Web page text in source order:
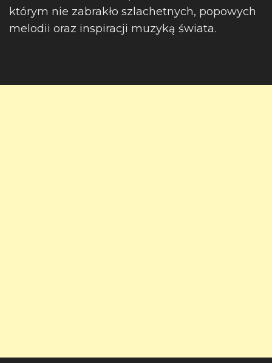
którym nie zabrakło szlachetnych, popowych
melodii oraz inspiracji muzyką świata.